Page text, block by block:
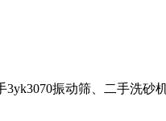
振动筛、二手洗砂